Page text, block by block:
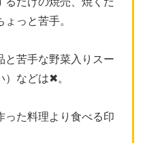
っと苦手。
と苦手な野菜入りスー
）などは✖。
った料理より食べる印